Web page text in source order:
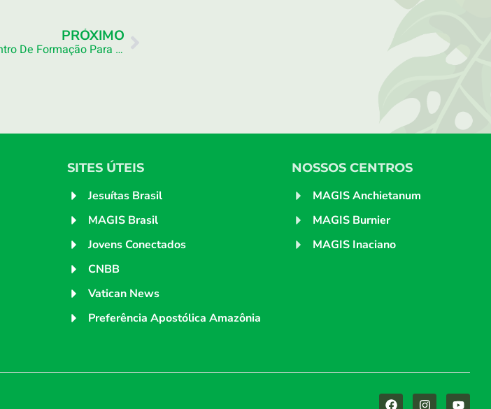
PRÓXIMO
GAVI Manaus Realiza Encontro De Formação Para Vocacionados Da Companhia De Jesus
SITES ÚTEIS
Jesuítas Brasil
MAGIS Brasil
Jovens Conectados
CNBB
Vatican News
Preferência Apostólica Amazônia
NOSSOS CENTROS
MAGIS Anchietanum
MAGIS Burnier
MAGIS Inaciano